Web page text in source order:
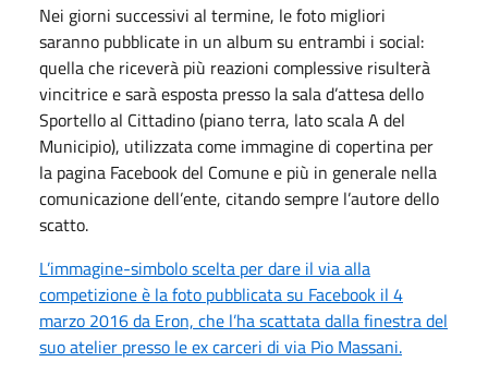
Nei giorni successivi al termine, le foto migliori
saranno pubblicate in un album su entrambi i social:
quella che riceverà più reazioni complessive risulterà
vincitrice e sarà esposta presso la sala d’attesa dello
Sportello al Cittadino (piano terra, lato scala A del
Municipio), utilizzata come immagine di copertina per
la pagina Facebook del Comune e più in generale nella
comunicazione dell’ente, citando sempre l’autore dello
scatto.
L’immagine-simbolo scelta per dare il via alla
competizione è la foto pubblicata su Facebook il 4
marzo 2016 da Eron, che l’ha scattata dalla finestra del
suo atelier presso le ex carceri di via Pio Massani.